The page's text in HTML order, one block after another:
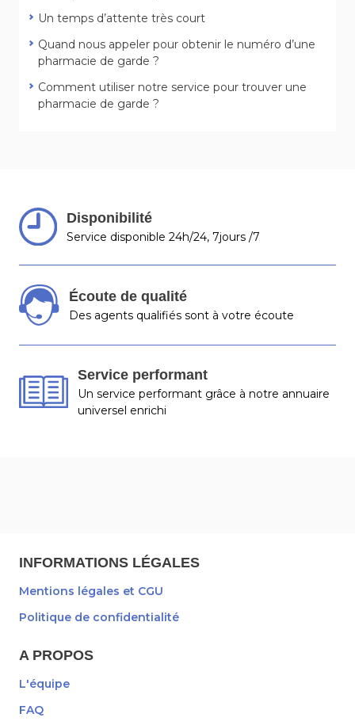
Un temps d’attente très court
Quand nous appeler pour obtenir le numéro d’une
pharmacie de garde ?
Comment utiliser notre service pour trouver une
pharmacie de garde ?
Disponibilité
Service disponible 24h/24, 7jours /7
Écoute de qualité
Des agents qualifiés sont à votre écoute
Service performant
Un service performant grâce à notre annuaire
universel enrichi
INFORMATIONS LÉGALES
Mentions légales et CGU
Politique de confidentialité
A PROPOS
L'équipe
FAQ